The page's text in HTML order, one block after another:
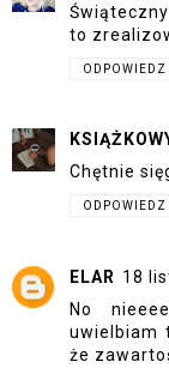
to
ODPOWIEDZ
Chętnie
ODPOWIEDZ
ELAR 18
No
uwielbiam
że